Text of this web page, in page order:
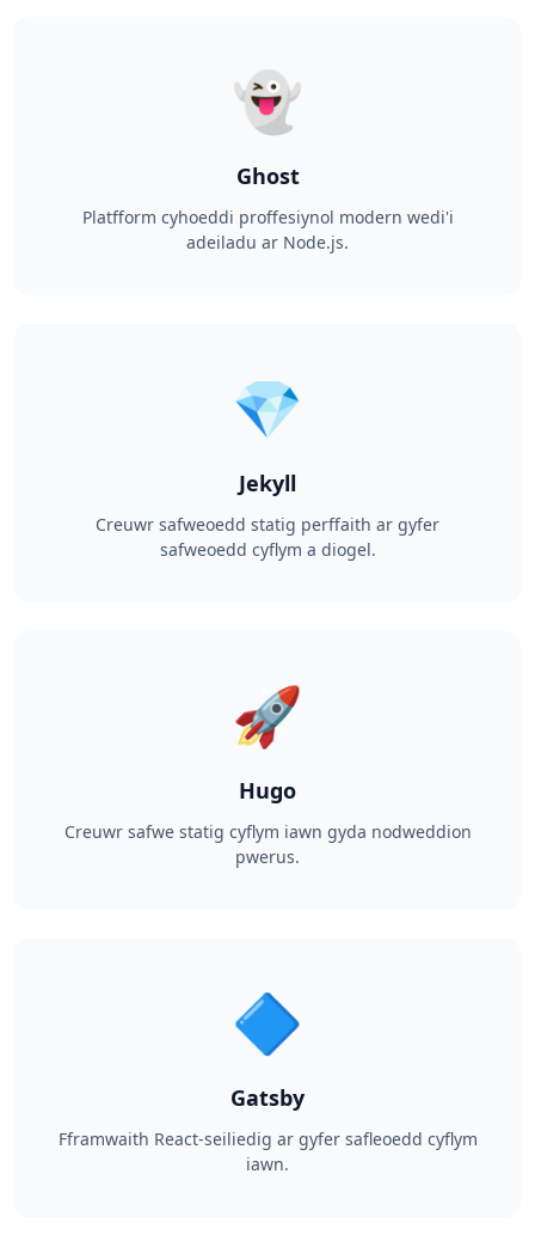
👻
Ghost
Platfform cyhoeddi proffesiynol modern wedi'i
adeiladu ar Node.js.
💎
Jekyll
Creuwr safweoedd statig perffaith ar gyfer
safweoedd cyflym a diogel.
🚀
Hugo
Creuwr safwe statig cyflym iawn gyda nodweddion
pwerus.
🔷
Gatsby
Fframwaith React-seiliedig ar gyfer safleoedd cyflym
iawn.